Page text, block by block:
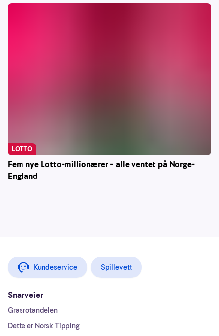
Fem nye Lotto-millionærer – alle ventet på Norge-
England
LOTTO
Kundeservice Spillevett
Snarveier
Grasrotandelen
Dette er Norsk Tipping